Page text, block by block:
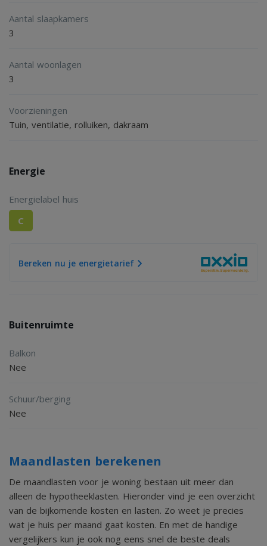
Aantal slaapkamers
3
Aantal woonlagen
3
Voorzieningen
Tuin, ventilatie, rolluiken, dakraam
Energie
Energielabel huis
C
Bereken nu je energietarief
Buitenruimte
Balkon
Nee
Schuur/berging
Nee
Maandlasten berekenen
De maandlasten voor je woning bestaan uit meer dan
alleen de hypotheeklasten. Hieronder vind je een overzicht
van de bijkomende kosten en lasten. Zo weet je precies
wat je huis per maand gaat kosten. En met de handige
vergelijkers kun je ook nog eens snel de beste deals